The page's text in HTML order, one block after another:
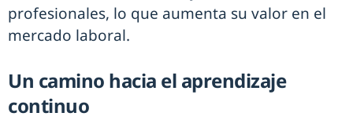
profesionales, lo que aumenta su valor en el
mercado laboral.
Un camino hacia el aprendizaje
continuo